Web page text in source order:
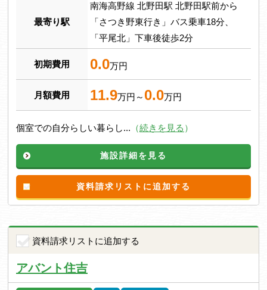
最寄り駅
南海高野線 北野田駅 北野田駅前から
「さつき野東行き」バス乗車18分、
「平尾北」下車後徒歩2分
初期費用 0.0万円
月額費用 11.9万円～ 0.0万円
個室での自分らしい暮らし... （続きを見る ）
施設詳細を見る
資料請求リストに追加する
資料請求リストに追加する
アバント住吉